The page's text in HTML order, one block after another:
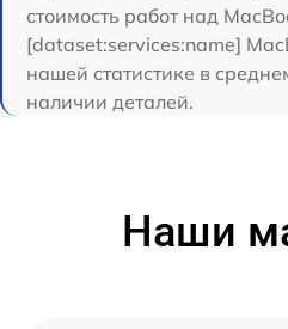
стоимость работ над
[dataset:services:name]
нашей статистике в
наличии деталей.
Наши